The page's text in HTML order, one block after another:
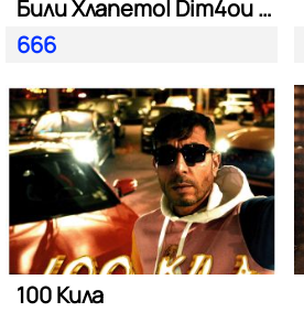
Били Хлапето| Dim4ou и Garjoka
666
100 Кила